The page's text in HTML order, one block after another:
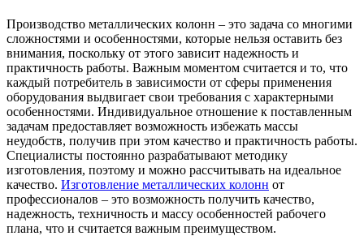
Производство металлических колонн – это задача со многими
сложностями и особенностями, которые нельзя оставить без
внимания, поскольку от этого зависит надежность и
практичность работы. Важным моментом считается и то, что
каждый потребитель в зависимости от сферы применения
оборудования выдвигает свои требования с характерными
особенностями. Индивидуальное отношение к поставленным
задачам предоставляет возможность избежать массы
неудобств, получив при этом качество и практичность работы.
Специалисты постоянно разрабатывают методику
изготовления, поэтому и можно рассчитывать на идеальное
качество. Изготовление металлических колонн от
профессионалов – это возможность получить качество,
надежность, техничность и массу особенностей рабочего
плана, что и считается важным преимуществом.